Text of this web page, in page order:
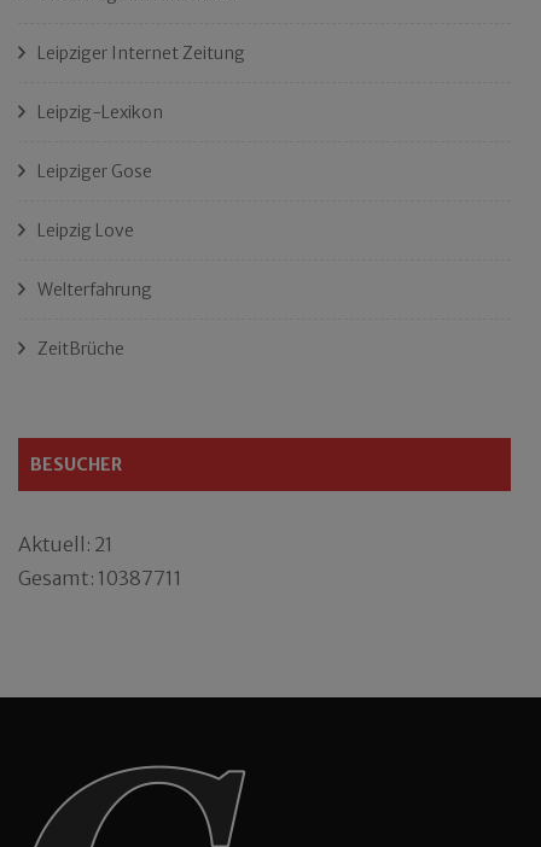
Leipziger Internet Zeitung
Leipzig-Lexikon
Leipziger Gose
Leipzig Love
Welterfahrung
ZeitBrüche
BESUCHER
Aktuell: 21
Gesamt: 10387711